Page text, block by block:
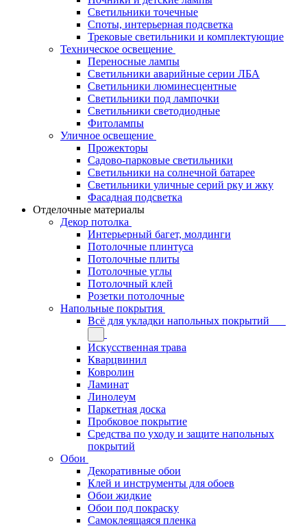
Светильники точечные
Споты, интерьерная подсветка
Трековые светильники и комплектующие
Техническое освещение
Переносные лампы
Светильники аварийные серии ЛБА
Светильники люминесцентные
Светильники под лампочки
Светильники светодиодные
Фитолампы
Уличное освещение
Прожекторы
Садово-парковые светильники
Светильники на солнечной батарее
Светильники уличные серий рку и жку
Фасадная подсветка
Отделочные материалы
Декор потолка
Интерьерный багет, молдинги
Потолочные плинтуса
Потолочные плиты
Потолочные углы
Потолочный клей
Розетки потолочные
Напольные покрытия
Всё для укладки напольных покрытий
Искусственная трава
Кварцвинил
Ковролин
Ламинат
Линолеум
Паркетная доска
Пробковое покрытие
Средства по уходу и защите напольных
покрытий
Обои
Декоративные обои
Клей и инструменты для обоев
Обои жидкие
Обои под покраску
Самоклеящаяся пленка